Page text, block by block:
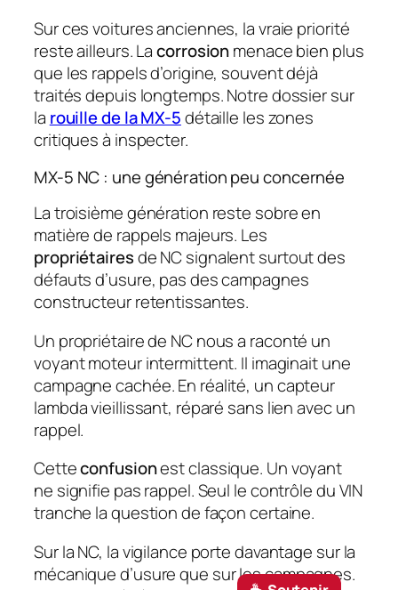
Sur ces voitures anciennes, la vraie priorité
reste ailleurs. Lacorrosionmenace bien plus
que les rappels d’origine, souvent déjà
traités depuis longtemps. Notre dossier sur
la rouille de la MX-5détaille les zones
critiques à inspecter.
MX-5 NC : une génération peu concernée
La troisième génération reste sobre en
matière de rappels majeurs. Les
propriétairesde NC signalent surtout des
défauts d’usure, pas des campagnes
constructeur retentissantes.
Un propriétaire de NC nous a raconté un
voyant moteur intermittent. Il imaginait une
campagne cachée. En réalité, un capteur
lambda vieillissant, réparé sans lien avec un
rappel.
Cetteconfusionest classique. Un voyant
ne signifie pas rappel. Seul le contrôle du VIN
tranche la question de façon certaine.
Sur la NC, la vigilance porte davantage sur la
mécanique d’usure que sur les campagnes.